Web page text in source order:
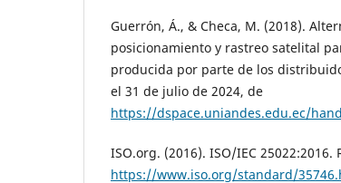
Guerrón, Á., & Checa, M. (2018).
posicionamiento y rastreo satelital
producida por parte de los
el 31 de julio de 2024, de
https://dspace.uniandes.edu.ec/
ISO.org. (2016). ISO/IEC
https://www.iso.org/standard/